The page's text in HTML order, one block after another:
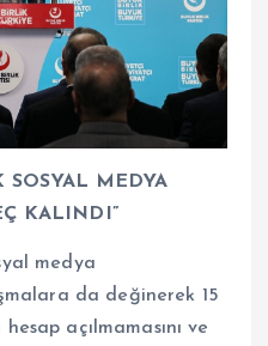
SOSYAL MEDYA
KALINDI”
medya
da değinerek 15
açılmamasını ve